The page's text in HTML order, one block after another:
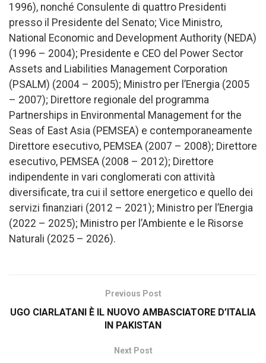
1996), nonché Consulente di quattro Presidenti
presso il Presidente del Senato; Vice Ministro,
National Economic and Development Authority (NEDA)
(1996 – 2004); Presidente e CEO del Power Sector
Assets and Liabilities Management Corporation
(PSALM) (2004 – 2005); Ministro per l’Energia (2005
– 2007); Direttore regionale del programma
Partnerships in Environmental Management for the
Seas of East Asia (PEMSEA) e contemporaneamente
Direttore esecutivo, PEMSEA (2007 – 2008); Direttore
esecutivo, PEMSEA (2008 – 2012); Direttore
indipendente in vari conglomerati con attività
diversificate, tra cui il settore energetico e quello dei
servizi finanziari (2012 – 2021); Ministro per l’Energia
(2022 – 2025); Ministro per l’Ambiente e le Risorse
Naturali (2025 – 2026).
Previous Post
UGO CIARLATANI È IL NUOVO AMBASCIATORE D’ITALIA
IN PAKISTAN
Next Post